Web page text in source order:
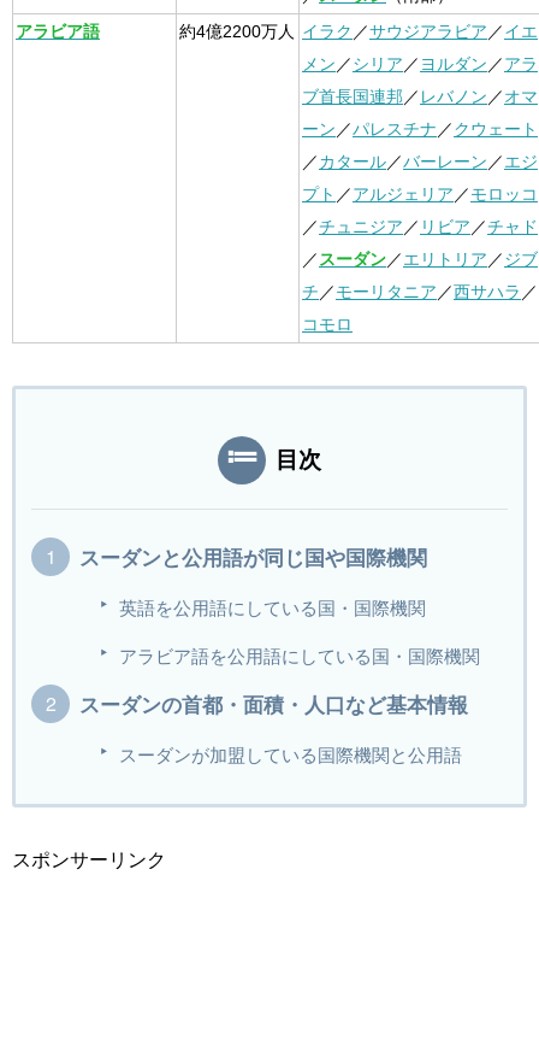
アラビア語
約4億2200万人 イラク ／サウジアラビア ／イエ
メン ／シリア ／ ヨルダン ／アラ
ブ首長国連邦／ レバノン ／オマ
ーン ／パレスチナ ／クウェート
／カタール／バーレーン ／エジ
プト ／アルジェリア ／モロッコ
／チュニジア ／ リビア ／チャド
／ スーダン／エリトリア ／ジブ
チ ／モーリタニア ／西サハラ ／
コモロ
目次
スーダンと公用語が同じ国や国際機関
英語を公用語にしている国・国際機関
アラビア語を公用語にしている国・国際機関
スーダンの首都・面積・人口など基本情報
スーダンが加盟している国際機関と公用語
スポンサーリンク